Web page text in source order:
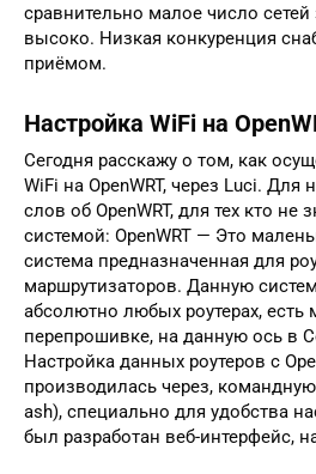
сравнительно малое число сетей
высоко. Низкая конкуренция
приёмом.
Настройка WiFi на
Сегодня расскажу о том, как
WiFi на OpenWRT, через Luci. Для
слов об OpenWRT, для тех кто не
системой: OpenWRT — Это
система предназначенная для
маршрутизаторов. Данную
абсолютно любых роутерах, есть
перепрошивке, на данную ось в
Настройка данных роутеров c
производилась через,
ash), специально для удобства
был разработан веб-интерфейс,